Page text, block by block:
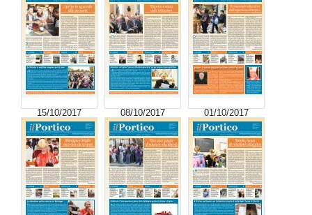
15/10/2017 08/10/2017 01/10/2017